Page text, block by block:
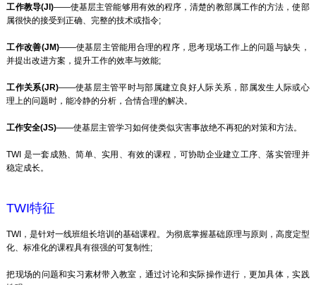
工作教导(JI)——使基层主管能够用有效的程序，清楚的教部属工作的方法，使部
属很快的接受到正确、完整的技术或指令;
工作改善(JM)——使基层主管能用合理的程序，思考现场工作上的问题与缺失，
并提出改进方案，提升工作的效率与效能;
工作关系(JR)——使基层主管平时与部属建立良好人际关系，部属发生人际或心
理上的问题时，能冷静的分析，合情合理的解决。
工作安全(JS)——使基层主管学习如何使类似灾害事故绝不再犯的对策和方法。
TWI 是一套成熟、简单、实用、有效的课程，可协助企业建立工序、落实管理并
稳定成长。
TWI特征
TWI，是针对一线班组长培训的基础课程。为彻底掌握基础原理与原则，高度定型
化、标准化的课程具有很强的可复制性;
把现场的问题和实习素材带入教室，通过讨论和实际操作进行，更加具体，实践